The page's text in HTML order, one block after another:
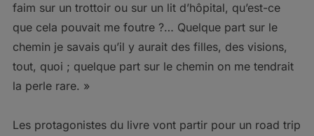
faim sur un trottoir ou sur un lit d’hôpital, qu’est-ce
que cela pouvait me foutre ?… Quelque part sur le
chemin je savais qu’il y aurait des filles, des visions,
tout, quoi ; quelque part sur le chemin on me tendrait
la perle rare. »
Les protagonistes du livre vont partir pour un road trip